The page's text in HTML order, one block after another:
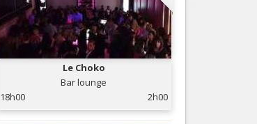
Loisirs
Plages, sports, ...
Services
Nice la plaine du Var
Nice le Carré d’Or
Le Choko
Bar lounge
18h00
2h00